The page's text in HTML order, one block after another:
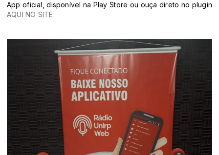
App oficial, disponível na Play Store ou ouça direto no plugin
AQUI NO SITE.